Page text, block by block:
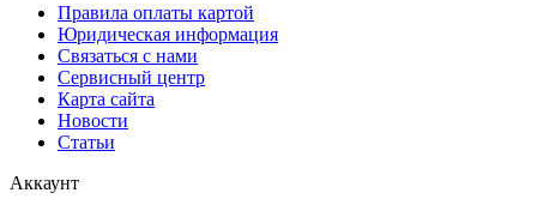
Правила оплаты картой
Юридическая информация
Связаться с нами
Сервисный центр
Карта сайта
Новости
Статьи
Аккаунт